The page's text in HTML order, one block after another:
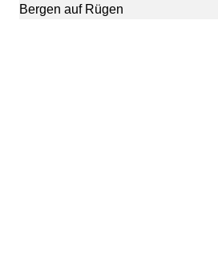
Bergen auf Rügen